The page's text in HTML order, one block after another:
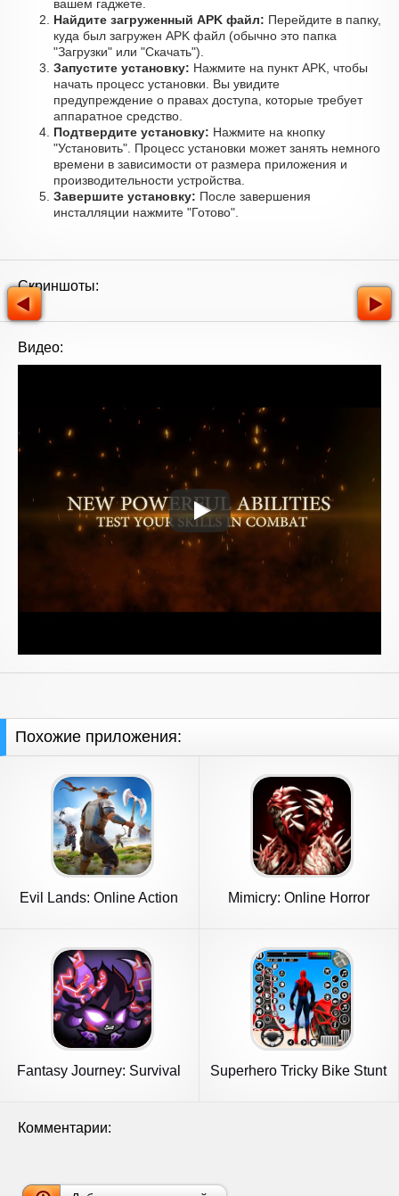
вашем гаджете.
Найдите загруженный APK файл: Перейдите в папку,
куда был загружен APK файл (обычно это папка
"Загрузки" или "Скачать").
Запустите установку: Нажмите на пункт APK, чтобы
начать процесс установки. Вы увидите
предупреждение о правах доступа, которые требует
аппаратное средство.
Подтвердите установку: Нажмите на кнопку
"Установить". Процесс установки может занять немного
времени в зависимости от размера приложения и
производительности устройства.
Завершите установку: После завершения
инсталляции нажмите "Готово".
Скриншоты:
Видео:
Похожие приложения:
Evil Lands: Online Action
Mimicry: Online Horror
Fantasy Journey: Survival
Superhero Tricky Bike Stunt
Комментарии: